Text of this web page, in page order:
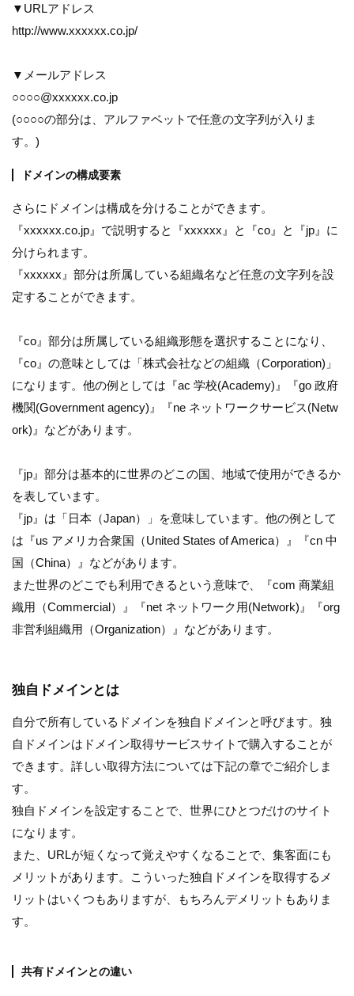
▼URLアドレス
http://www.xxxxxx.co.jp/
▼メールアドレス
○○○○@xxxxxx.co.jp
(○○○○の部分は、アルファベットで任意の文字列が入りま
す。)
ドメインの構成要素
さらにドメインは構成を分けることができます。
『xxxxxx.co.jp』で説明すると『xxxxxx』と『co』と『jp』に
分けられます。
『xxxxxx』部分は所属している組織名など任意の文字列を設
定することができます。
『co』部分は所属している組織形態を選択することになり、
『co』の意味としては「株式会社などの組織（Corporation)」
になります。他の例としては『ac 学校(Academy)』『go 政府
機関(Government agency)』『ne ネットワークサービス(Netw
ork)』などがあります。
『jp』部分は基本的に世界のどこの国、地域で使用ができるか
を表しています。
『jp』は「日本（Japan）」を意味しています。他の例として
は『us アメリカ合衆国（United States of America）』『cn 中
国（China）』などがあります。
また世界のどこでも利用できるという意味で、『com 商業組
織用（Commercial）』『net ネットワーク用(Network)』『org
非営利組織用（Organization）』などがあります。
独自ドメインとは
自分で所有しているドメインを独自ドメインと呼びます。独
自ドメインはドメイン取得サービスサイトで購入することが
できます。詳しい取得方法については下記の章でご紹介しま
す。
独自ドメインを設定することで、世界にひとつだけのサイト
になります。
また、URLが短くなって覚えやすくなることで、集客面にも
メリットがあります。こういった独自ドメインを取得するメ
リットはいくつもありますが、もちろんデメリットもありま
す。
共有ドメインとの違い